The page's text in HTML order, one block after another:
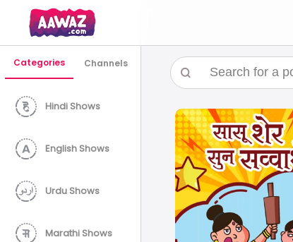
Categories Channels
Hindi Shows
English Shows
Urdu Shows
Marathi Shows